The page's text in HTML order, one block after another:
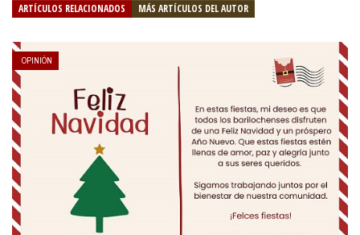
ARTÍCULOS RELACIONADOS MÁS ARTÍCULOS DEL AUTOR
OPINIÓN